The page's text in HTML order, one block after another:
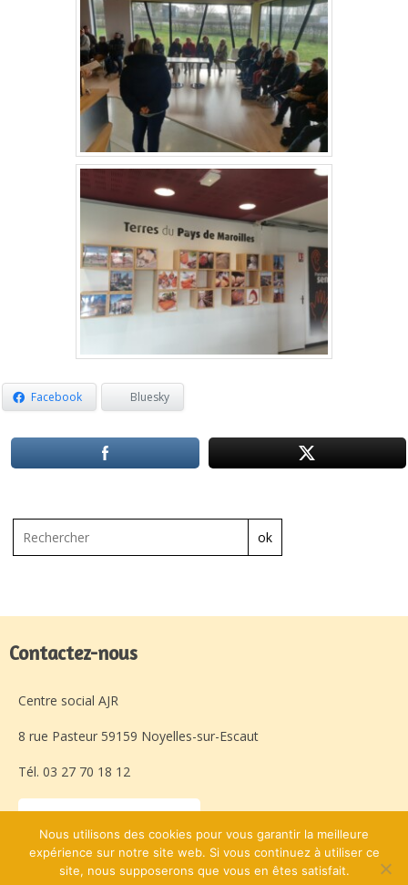
Facebook Bluesky
ok
Contactez-nous
Centre social AJR
8 rue Pasteur 59159 Noyelles-sur-Escaut
Tél. 03 27 70 18 12
Laissez-nous un message
Nous utilisons des cookies pour vous garantir la meilleure
expérience sur notre site web. Si vous continuez à utiliser ce
site, nous supposerons que vous en êtes satisfait.